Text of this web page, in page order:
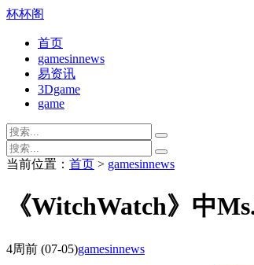
杯杯阁
首页
gamesinnews
易资讯
3Dgame
game
当前位置： 首页 > gamesinnews
《WitchWatch》中
4周前 (07-05)gamesinnews